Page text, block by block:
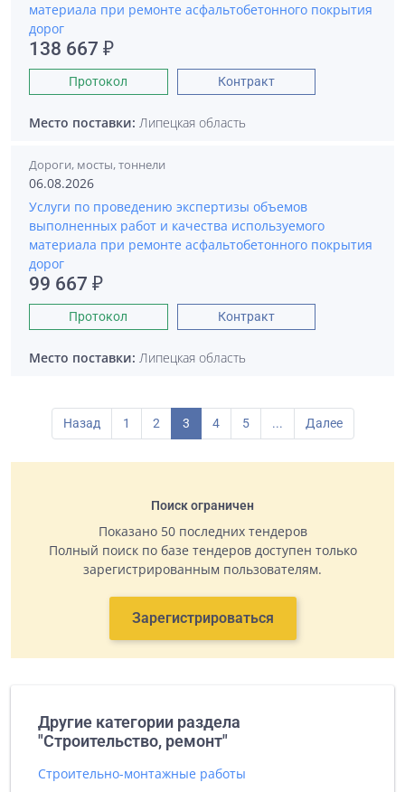
материала при ремонте асфальтобетонного покрытия
дорог
138 667 ₽
Протокол Контракт
Место поставки: Липецкая область
Дороги, мосты, тоннели
06.08.2026
Услуги по проведению экспертизы объемов
выполненных работ и качества используемого
материала при ремонте асфальтобетонного покрытия
дорог
99 667 ₽
Протокол Контракт
Место поставки: Липецкая область
Назад 1 2 3 4 5 ... Далее
Поиск ограничен
Показано 50 последних тендеров
Полный поиск по базе тендеров доступен только
зарегистрированным пользователям.
Зарегистрироваться
Другие категории раздела
"Строительство, ремонт"
Строительно-монтажные работы